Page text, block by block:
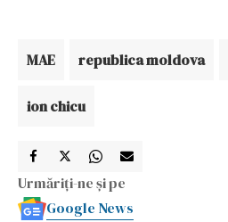
MAE republica moldova
ion chicu
Urmăriți-ne și pe
Google News